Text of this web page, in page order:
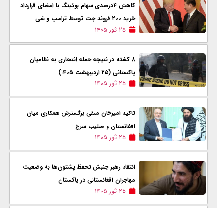
کاهش ۴درصدی سهام بوئینگ با امضای قرارداد
خرید ۲۰۰ فروند جت توسط ترامپ و شی
۲۵ ثور ۱۴۰۵
۸ کشته در نتیجه حمله انتحاری به نظامیان
پاکستانی (۲۵ اردیبهشت ۱۴۰۵)
۲۵ ثور ۱۴۰۵
تاکید امیرخان متقی برگسترش همکاری میان
افغانستان و صلیب سرخ
۲۵ ثور ۱۴۰۵
انتقاد رهبر جنبش تحفظ پشتون‌ها به وضعیت
مهاجران افغانستانی در پاکستان
۲۵ ثور ۱۴۰۵